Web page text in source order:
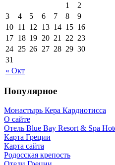
« Окт
1
2
3
4 5 6 7 8
9
10 11 12 13 14 15 16
17 18 19 20 21 22 23
24 25 26 27 28 29 30
31
Популярное
Монастырь Кера Кардиотисса
О сайте
Отель Blue Bay Resort & Spa
Карта Греции
Карта сайта
Родосская крепость